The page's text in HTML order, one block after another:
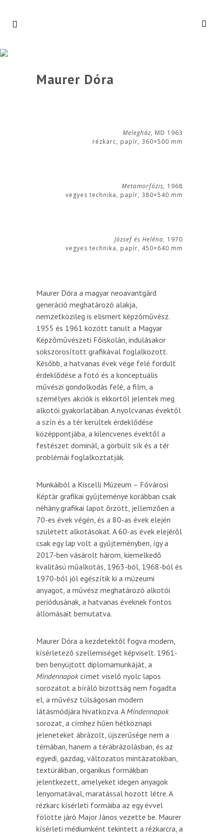
Maurer Dóra
Melegház, MD 1963
rézkarc, papír, 360×500 mm
Metamorfózis, 1968
vegyes technika, papír, 380×540 mm
József és Heléna, 1970
vegyes technika, papír, 450×640 mm
Maurer Dóra a magyar neoavantgárd
generáció meghatározó alakja,
nemzetközileg is elismert képzőművész.
1955 és 1961 között tanult a Magyar
Képzőművészeti Főiskolán, indulásakor
sokszorosított grafikával foglalkozott.
Később, a hatvanas évek vége felé fordult
érdeklődése a fotó és a konceptuális
művészi gondolkodás felé, a film, a
személyes akciók is ekkortól jelentek meg
alkotói gyakorlatában. A nyolcvanas évektől
a szín és a tér kerültek érdeklődése
középpontjába, a kilencvenes évektől a
festészet dominál, a görbült sík és a tér
problémái foglalkoztatják.
Munkáiból a Kiscelli Múzeum – Fővárosi
Képtár grafikai gyűjteménye korábban csak
néhány grafikai lapot őrzött, jellemzően a
70-es évek végén, és a 80-as évek elején
született alkotásokat. A 60-as évek elejéről
csak egy lap volt a gyűjteményben, így a
2017-ben vásárolt három, kiemelkedő
kvalitású műalkotás, 1963-ból, 1968-ból és
1970-ből jól egészítik ki a múzeumi
anyagot, a művész meghatározó alkotói
periódusának, a hatvanas éveknek fontos
állomásait bemutatva.
Maurer Dóra a kezdetektől fogva modern,
kísérletező szellemiséget képviselt. 1961-
ben benyújtott diplomamunkáját, a
Mindennapokcímet viselő nyolc lapos
sorozatot a bíráló bizottság nem fogadta
el, a művész túlságosan modern
látásmódjára hivatkozva. AMindennapok
sorozat, a címhez hűen hétköznapi
jeleneteket ábrázolt, újszerűsége nem a
témában, hanem a térábrázolásban, és az
egyedi, gazdag, változatos mintázatokban,
textúrákban, organikus formákban
jelentkezett, amelyeket idegen anyagok
lenyomatával, maratással hozott létre. A
rézkarc kísérleti formáiba az egy évvel
fölötte járó Major János vezette be. Maurer
kísérleti médiumként tekintett a rézkarcra, a